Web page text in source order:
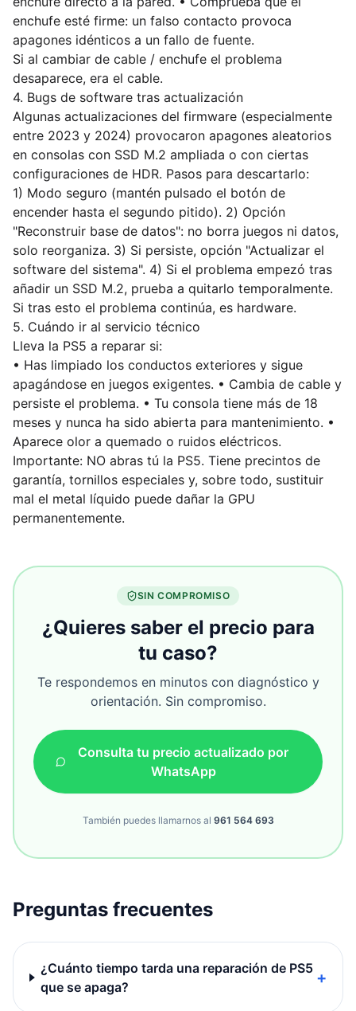
enchufe esté firme: un falso contacto provoca
apagones idénticos a un fallo de fuente.
Si al cambiar de cable / enchufe el problema
desaparece, era el cable.
4. Bugs de software tras actualización
Algunas actualizaciones del firmware (especialmente
entre 2023 y 2024) provocaron apagones aleatorios
en consolas con SSD M.2 ampliada o con ciertas
configuraciones de HDR. Pasos para descartarlo:
1) Modo seguro (mantén pulsado el botón de
encender hasta el segundo pitido). 2) Opción
"Reconstruir base de datos": no borra juegos ni datos,
solo reorganiza. 3) Si persiste, opción "Actualizar el
software del sistema". 4) Si el problema empezó tras
añadir un SSD M.2, prueba a quitarlo temporalmente.
Si tras esto el problema continúa, es hardware.
5. Cuándo ir al servicio técnico
Lleva la PS5 a reparar si:
• Has limpiado los conductos exteriores y sigue
apagándose en juegos exigentes. • Cambia de cable y
persiste el problema. • Tu consola tiene más de 18
meses y nunca ha sido abierta para mantenimiento. •
Aparece olor a quemado o ruidos eléctricos.
Importante: NO abras tú la PS5. Tiene precintos de
garantía, tornillos especiales y, sobre todo, sustituir
mal el metal líquido puede dañar la GPU
permanentemente.
SIN COMPROMISO
¿Quieres saber el precio para
tu caso?
Te respondemos en minutos con diagnóstico y
orientación. Sin compromiso.
Consulta tu precio actualizado por
WhatsApp
También puedes llamarnos al 961 564 693
Preguntas frecuentes
¿Cuánto tiempo tarda una reparación de PS5
que se apaga?
+